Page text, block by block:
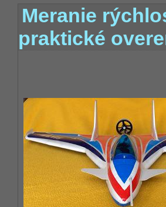
Meranie
praktické